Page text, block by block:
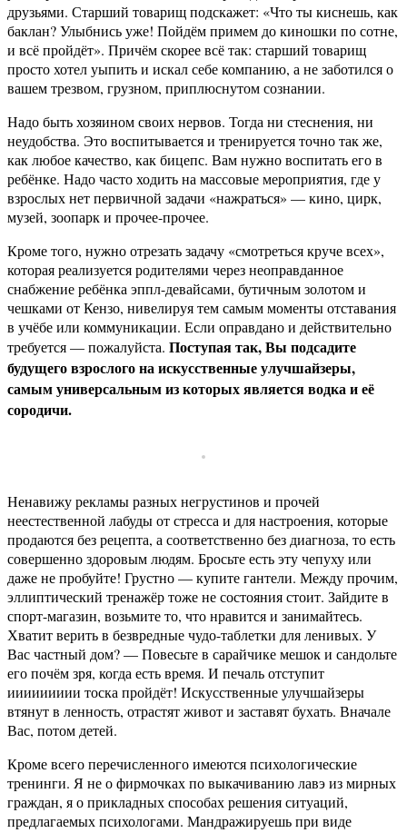
друзьями. Старший товарищ подскажет: «Что ты киснешь, как
баклан? Улыбнись уже! Пойдём примем до киношки по сотне,
и всё пройдёт». Причём скорее всё так: старший товарищ
просто хотел уыпить и искал себе компанию, а не заботился о
вашем трезвом, грузном, приплюснутом сознании.
Надо быть хозяином своих нервов. Тогда ни стеснения, ни
неудобства. Это воспитывается и тренируется точно так же,
как любое качество, как бицепс. Вам нужно воспитать его в
ребёнке. Надо часто ходить на массовые мероприятия, где у
взрослых нет первичной задачи «нажраться» — кино, цирк,
музей, зоопарк и прочее-прочее.
Кроме того, нужно отрезать задачу «смотреться круче всех»,
которая реализуется родителями через неоправданное
снабжение ребёнка эппл-девайсами, бутичным золотом и
чешками от Кензо, нивелируя тем самым моменты отставания
в учёбе или коммуникации. Если оправдано и действительно
требуется — пожалуйста. Поступая так, Вы подсадите
будущего взрослого на искусственные улучшайзеры,
самым универсальным из которых является водка и её
сородичи.
Ненавижу рекламы разных негрустинов и прочей
неестественной лабуды от стресса и для настроения, которые
продаются без рецепта, а соответственно без диагноза, то есть
совершенно здоровым людям. Бросьте есть эту чепуху или
даже не пробуйте! Грустно — купите гантели. Между прочим,
эллиптический тренажёр тоже не состояния стоит. Зайдите в
спорт-магазин, возьмите то, что нравится и занимайтесь.
Хватит верить в безвредные чудо-таблетки для ленивых. У
Вас частный дом? — Повесьте в сарайчике мешок и сандольте
его почём зря, когда есть время. И печаль отступит
иииииииии тоска пройдёт! Искусственные улучшайзеры
втянут в ленность, отрастят живот и заставят бухать. Вначале
Вас, потом детей.
Кроме всего перечисленного имеются психологические
тренинги. Я не о фирмочках по выкачиванию лавэ из мирных
граждан, я о прикладных способах решения ситуаций,
предлагаемых психологами. Мандражируешь при виде